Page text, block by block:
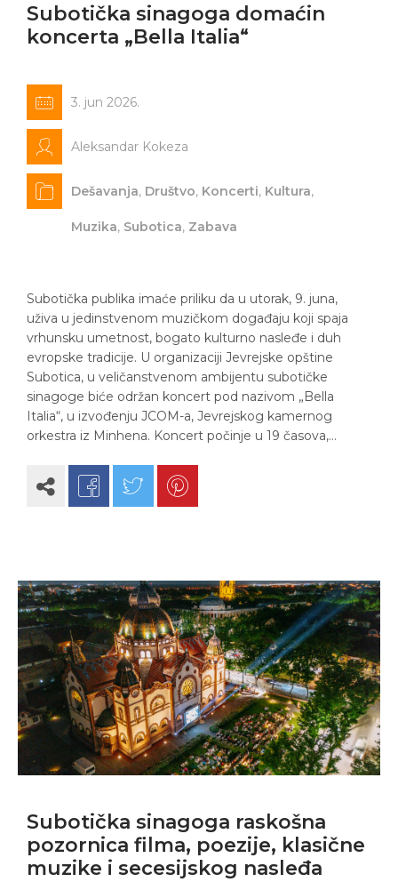
Subotička sinagoga domaćin
koncerta „Bella Italia“
3. jun 2026.
Aleksandar Kokeza
Dešavanja, Društvo, Koncerti, Kultura,
Muzika, Subotica, Zabava
Subotička publika imaće priliku da u utorak, 9. juna,
uživa u jedinstvenom muzičkom događaju koji spaja
vrhunsku umetnost, bogato kulturno nasleđe i duh
evropske tradicije. U organizaciji Jevrejske opštine
Subotica, u veličanstvenom ambijentu subotičke
sinagoge biće održan koncert pod nazivom „Bella
Italia“, u izvođenju JCOM-a, Jevrejskog kamernog
orkestra iz Minhena. Koncert počinje u 19 časova,…
Subotička sinagoga raskošna
pozornica filma, poezije, klasične
muzike i secesijskog nasleđa